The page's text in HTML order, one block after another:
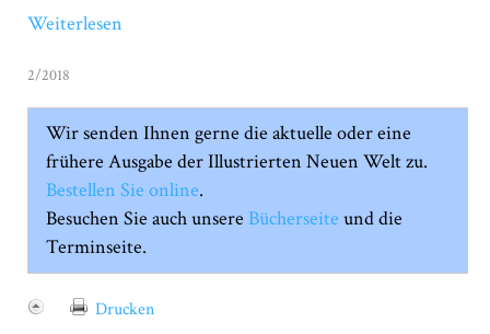
Weiterlesen
2/2018
Wir senden Ihnen gerne die aktuelle oder eine
frühere Ausgabe der Illustrierten Neuen Welt zu.
Bestellen Sie online.
Besuchen Sie auch unsere Bücherseite und die
Terminseite.
Drucken